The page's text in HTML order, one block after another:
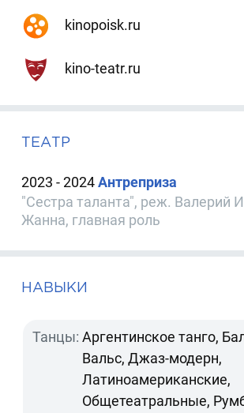
kinopoisk.ru
kino-teatr.ru
ТЕАТР
2023 - 2024Антреприза
"Сестра таланта", реж. Валерий
Жанна, главная роль
НАВЫКИ
Танцы: Аргентинское танго,
Вальс, Джаз-модерн,
Латиноамериканские,
Общетеатральные,